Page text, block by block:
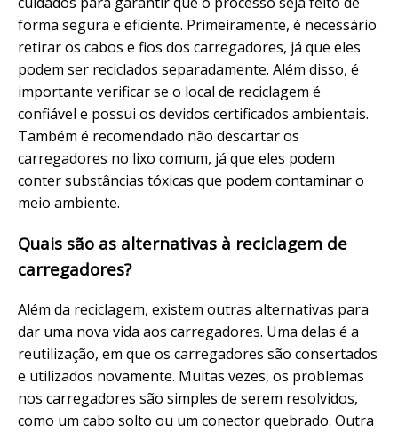
forma segura e eficiente. Primeiramente, é necessário
retirar os cabos e fios dos carregadores, já que eles
podem ser reciclados separadamente. Além disso, é
importante verificar se o local de reciclagem é
confiável e possui os devidos certificados ambientais.
Também é recomendado não descartar os
carregadores no lixo comum, já que eles podem
conter substâncias tóxicas que podem contaminar o
meio ambiente.
Quais são as alternativas à reciclagem de
carregadores?
Além da reciclagem, existem outras alternativas para
dar uma nova vida aos carregadores. Uma delas é a
reutilização, em que os carregadores são consertados
e utilizados novamente. Muitas vezes, os problemas
nos carregadores são simples de serem resolvidos,
como um cabo solto ou um conector quebrado. Outra